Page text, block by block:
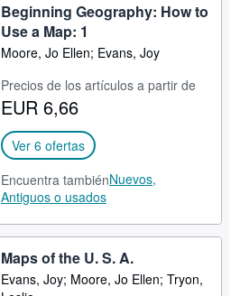
Beginning Geography: How to
Use a Map: 1
Moore, Jo Ellen; Evans, Joy
Precios de los artículos a partir de
EUR 6,66
Ver 6 ofertas
Encuentra tambiénNuevos,
Antiguos o usados
Maps of the U. S. A.
Evans, Joy; Moore, Jo Ellen; Tryon,